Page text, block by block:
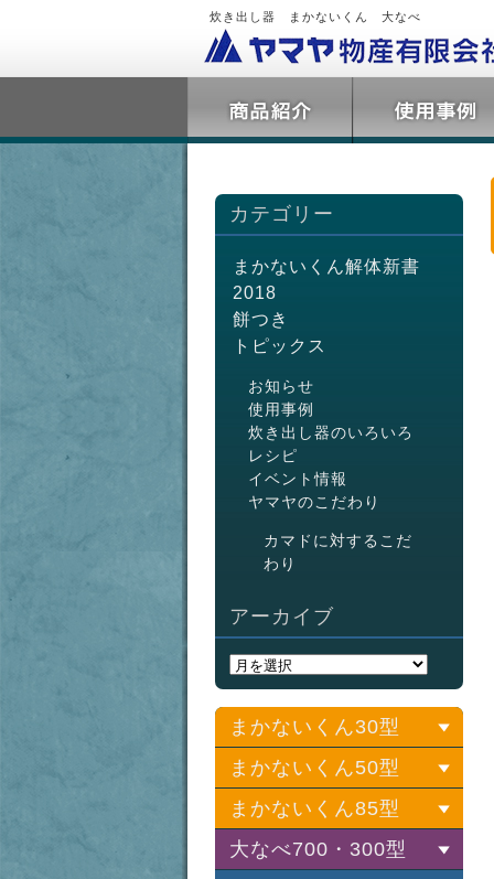
炊き出し器 まかないくん 大なべ
カテゴリー
まかないくん解体新書
2018
餅つき
トピックス
お知らせ
使用事例
炊き出し器のいろいろ
レシピ
イベント情報
ヤマヤのこだわり
カマドに対するこだ
わり
アーカイブ
まかないくん30型
基本セット
LPGバーナーセット
灯油バーナーセット
まかないくん50型
基本セット
LPGバーナーセット
灯油バーナーセット
まかないくん85型
基本セット
大なべ700・300型